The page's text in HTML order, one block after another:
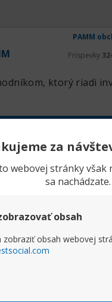
za
webovej stránky však
sa
obsah
zobraziť obsah webovej
PAMM
Príspevky
ktorý riadi